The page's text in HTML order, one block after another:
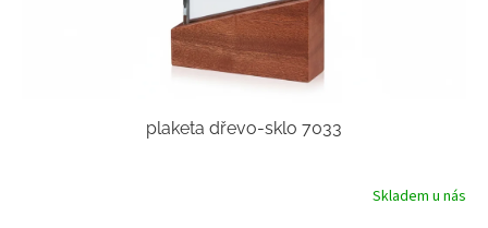
plaketa dřevo-sklo 7033
Skladem u nás